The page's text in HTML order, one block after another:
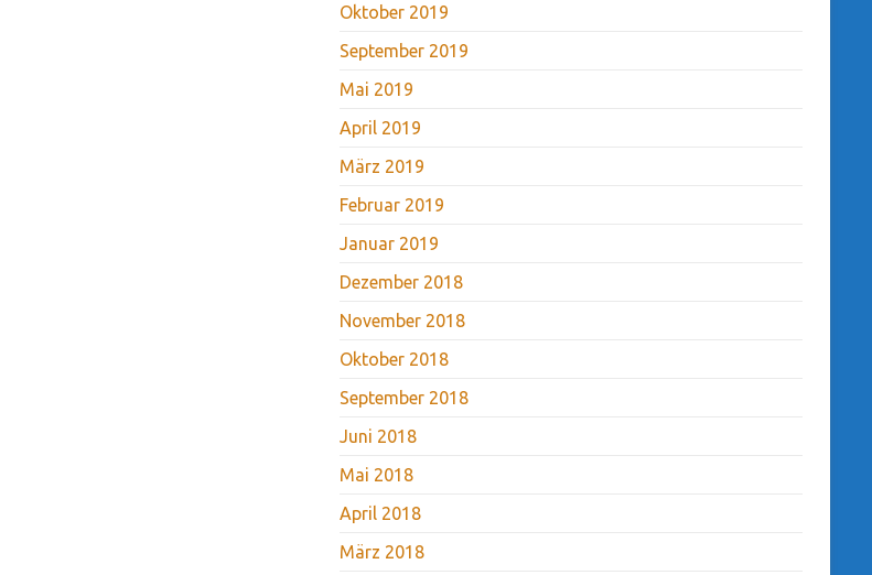
Oktober 2019
September 2019
Mai 2019
April 2019
März 2019
Februar 2019
Januar 2019
Dezember 2018
November 2018
Oktober 2018
September 2018
Juni 2018
Mai 2018
April 2018
März 2018